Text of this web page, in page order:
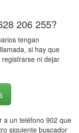
206 255?
tengan
si hay que
ni dejar
a un teléfono 902 que
siguiente buscador